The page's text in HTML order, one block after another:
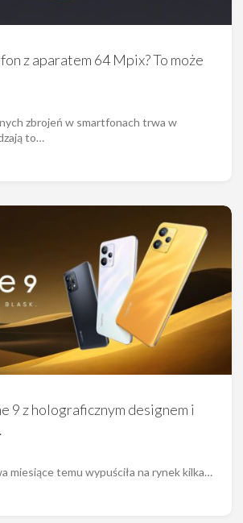
z aparatem 64 Mpix? To może
zbrojeń w smartfonach trwa w
to…
9 z holograficznym designem i
miesiące temu wypuściła na rynek kilka…